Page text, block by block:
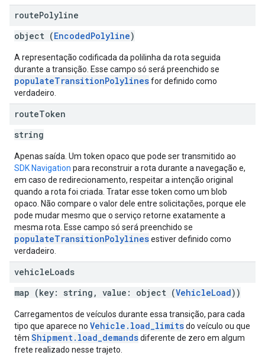
routePolyline
object (EncodedPolyline)
A representação codificada da polilinha da rota seguida
durante a transição. Esse campo só será preenchido se
populateTransitionPolylinesfor definido como
verdadeiro.
routeToken
string
Apenas saída. Um token opaco que pode ser transmitido ao
SDK Navigation para reconstruir a rota durante a navegação e,
em caso de redirecionamento, respeitar a intenção original
quando a rota foi criada. Tratar esse token como um blob
opaco. Não compare o valor dele entre solicitações, porque ele
pode mudar mesmo que o serviço retorne exatamente a
mesma rota. Esse campo só será preenchido se
populateTransitionPolylinesestiver definido como
verdadeiro.
vehicleLoads
map (key: string, value: object (VehicleLoad))
Carregamentos de veículos durante essa transição, para cada
tipo que aparece no Vehicle.load_limitsdo veículo ou que
têm Shipment.load_demandsdiferente de zero em algum
frete realizado nesse trajeto.